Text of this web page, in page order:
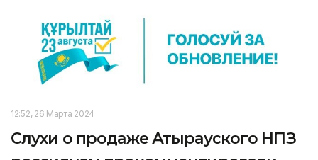
12:52, 26 Марта 2024
Слухи о продаже Атырауского НПЗ